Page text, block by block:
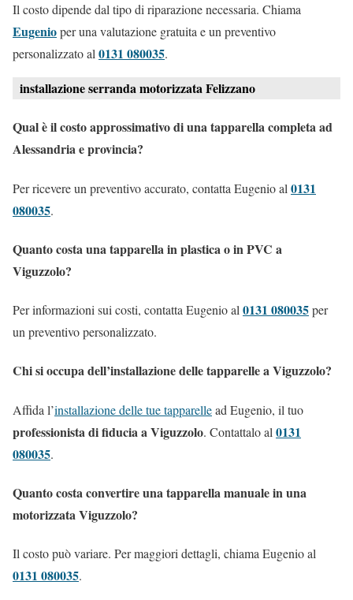
Il costo dipende dal tipo di riparazione necessaria. Chiama
Eugenioper una valutazione gratuita e un preventivo
personalizzato al 0131 080035.
installazione serranda motorizzata Felizzano
Qual è il costo approssimativo di una tapparella completa ad
Alessandria e provincia?
Per ricevere un preventivo accurato, contatta Eugenio al 0131
080035.
Quanto costa una tapparella in plastica o in PVC a
Viguzzolo?
Per informazioni sui costi, contatta Eugenio al 0131 080035per
un preventivo personalizzato.
Chi si occupa dell’installazione delle tapparelle a Viguzzolo?
Affida l’installazione delle tue tapparellead Eugenio, il tuo
professionista di fiducia a Viguzzolo. Contattalo al 0131
080035.
Quanto costa convertire una tapparella manuale in una
motorizzata Viguzzolo?
Il costo può variare. Per maggiori dettagli, chiama Eugenio al
0131 080035.